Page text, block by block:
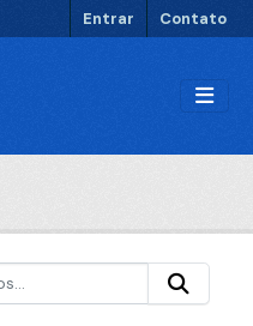
Entrar Contato